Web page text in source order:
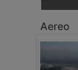
Aereo